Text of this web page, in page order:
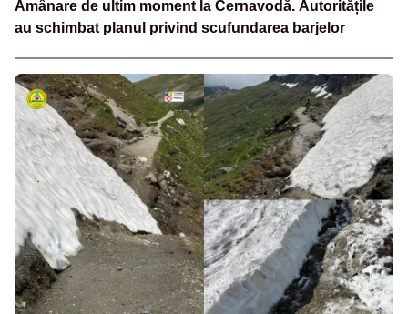
Amânare de ultim moment la Cernavodă. Autoritățile
au schimbat planul privind scufundarea barjelor